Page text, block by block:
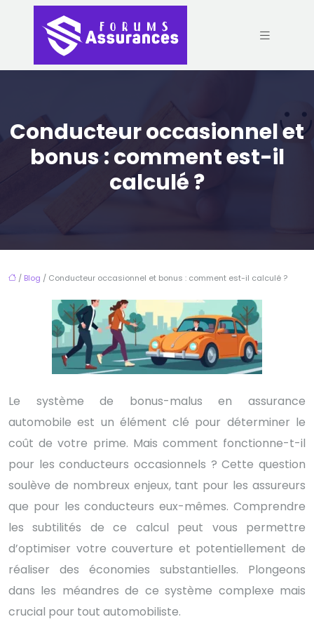
Conducteur occasionnel et
bonus : comment est-il
calculé ?
/ Blog / Conducteur occasionnel et bonus : comment est-il calculé ?
Le système de bonus-malus en assurance
automobile est un élément clé pour déterminer le
coût de votre prime. Mais comment fonctionne-t-il
pour les conducteurs occasionnels ? Cette question
soulève de nombreux enjeux, tant pour les assureurs
que pour les conducteurs eux-mêmes. Comprendre
les subtilités de ce calcul peut vous permettre
d’optimiser votre couverture et potentiellement de
réaliser des économies substantielles. Plongeons
dans les méandres de ce système complexe mais
crucial pour tout automobiliste.